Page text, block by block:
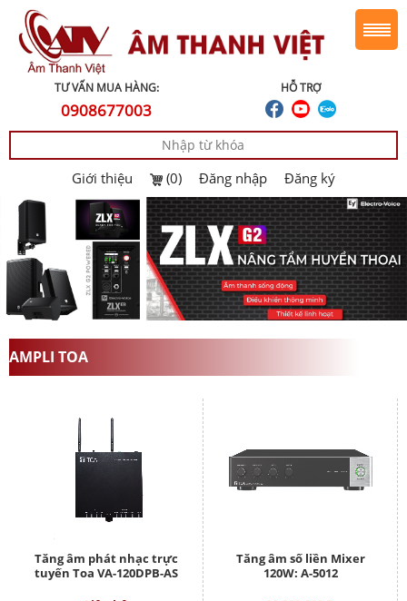
HỖ TRỢ
TƯ VẤN MUA HÀNG:
0908677003
Giới thiệu (0) Đăng nhập Đăng ký
AMPLI TOA
Tăng âm phát nhạc trực
tuyến Toa VA-120DPB-AS
Tăng âm số liền Mixer
120W: A-5012